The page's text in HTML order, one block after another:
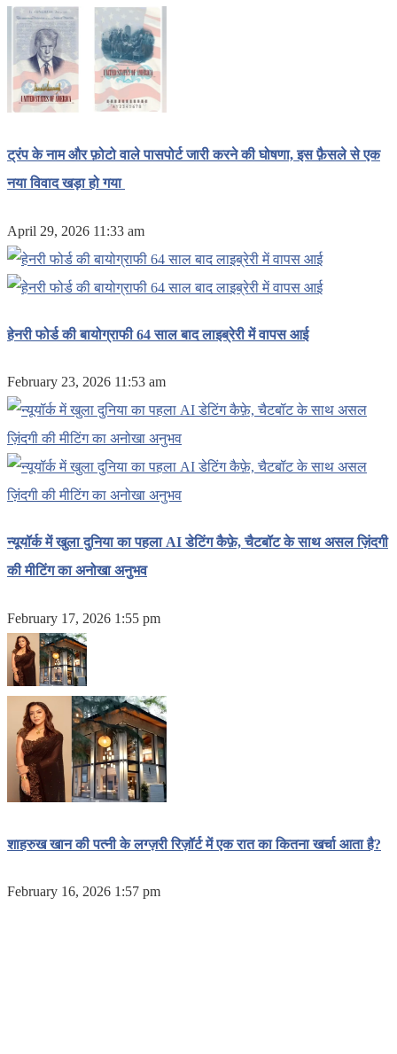
ट्रंप के नाम और फ़ोटो वाले पासपोर्ट जारी करने की घोषणा, इस फ़ैसले से एक
नया विवाद खड़ा हो गया
April 29, 2026 11:33 am
हेनरी फोर्ड की बायोग्राफी 64 साल बाद लाइब्रेरी में वापस आई
February 23, 2026 11:53 am
न्यूयॉर्क में खुला दुनिया का पहला AI डेटिंग कैफ़े, चैटबॉट के साथ असल ज़िंदगी
की मीटिंग का अनोखा अनुभव
February 17, 2026 1:55 pm
शाहरुख खान की पत्नी के लग्ज़री रिज़ॉर्ट में एक रात का कितना खर्चा आता है?
February 16, 2026 1:57 pm